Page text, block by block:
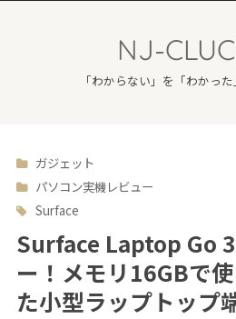
NJ-
「わからない」を「わかっ
ガジェット
パソコン実機レビュー
Surface
Surface Laptop Go
ー！メモリ16GBで
た小型ラップトップ